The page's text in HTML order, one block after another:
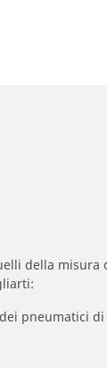
della
pneumatici